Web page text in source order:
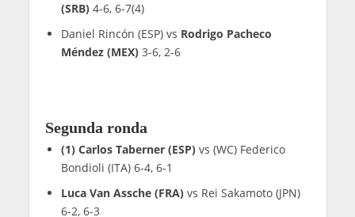
(SRB)4-6, 6-7(4)
Daniel Rincón (ESP) vs Rodrigo Pacheco
Méndez (MEX)3-6, 2-6
Segunda ronda
(1) Carlos Taberner (ESP)vs (WC) Federico
Bondioli (ITA) 6-4, 6-1
Luca Van Assche (FRA)vs Rei Sakamoto (JPN)
6-2, 6-3